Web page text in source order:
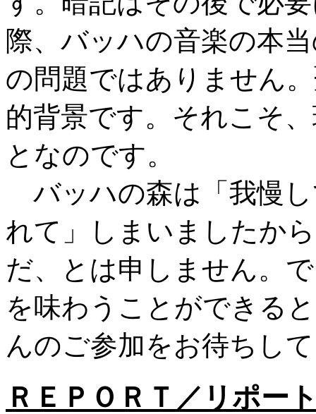
際、バッハの音楽の本
の問題ではありません
的背景です。それこそ
となのです。
バッハの森は「我慢
れて」しまいましたか
だ、とは申しません。
を味わうことができる
んのご参加をお待ちし
ＲＥＰＯＲＴ／リポー